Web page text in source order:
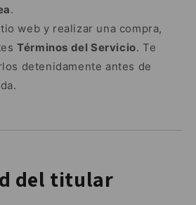
.
web y realizar una compra,
Términos del Servicio. Te
detenidamente antes de
del titular